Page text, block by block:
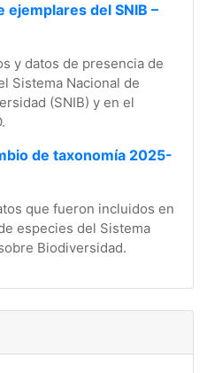
ejemplares del SNIB –
y datos de presencia de
Sistema Nacional de
(SNIB) y en el
de taxonomía 2025-
que fueron incluidos en
especies del Sistema
Biodiversidad.